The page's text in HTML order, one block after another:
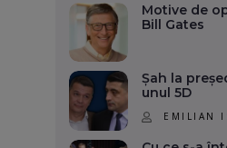
Motive de
Bill Gates
Șah la
unul 5D
EMILIAN